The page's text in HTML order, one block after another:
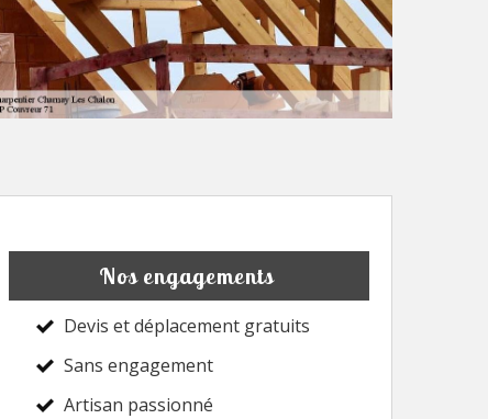
Nos engagements
Devis et déplacement gratuits
Sans engagement
Artisan passionné